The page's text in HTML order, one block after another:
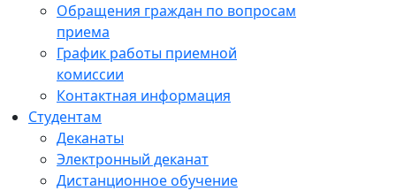
Обращения граждан по вопросам
приема
График работы приемной
комиссии
Контактная информация
Студентам
Деканаты
Электронный деканат
Дистанционное обучение